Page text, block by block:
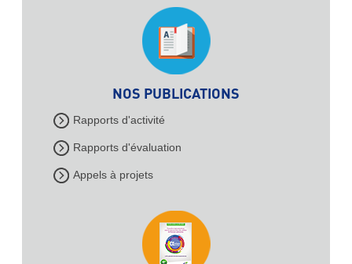
NOS PUBLICATIONS
Rapports d'activité
Rapports d'évaluation
Appels à projets